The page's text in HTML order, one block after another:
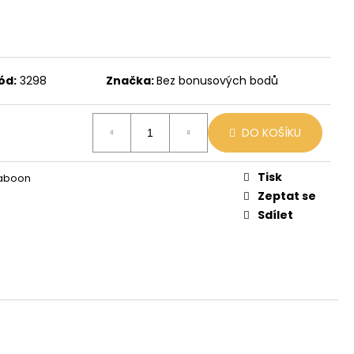
3298 Značka:Bez bonusových bodů
DO KOŠÍKU
Tisk
Zeptat se
Sdílet